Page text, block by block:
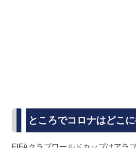
ところでコロナはどこ